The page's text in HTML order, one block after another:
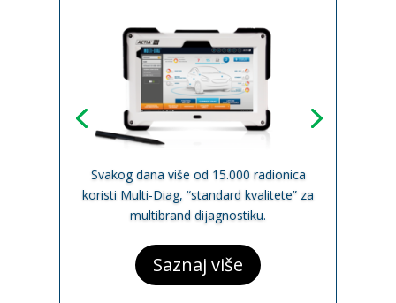
Svakog dana više od 15.000 radionica
koristi Multi-Diag, “standard kvalitete” za
multibrand dijagnostiku.
Saznaj više